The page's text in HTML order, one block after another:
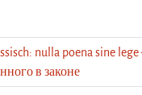
nulla poena sine lege
в законе